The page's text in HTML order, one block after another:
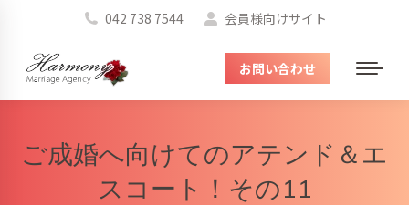
042 738 7544 会員様向けサイト
メ
ニ
ー
お問い合わせ
ご成婚へ向けてのアテンド＆エ
スコート！その11